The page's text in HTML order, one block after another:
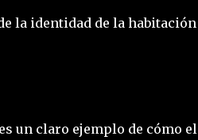
la identidad de la
un claro ejemplo de cómo